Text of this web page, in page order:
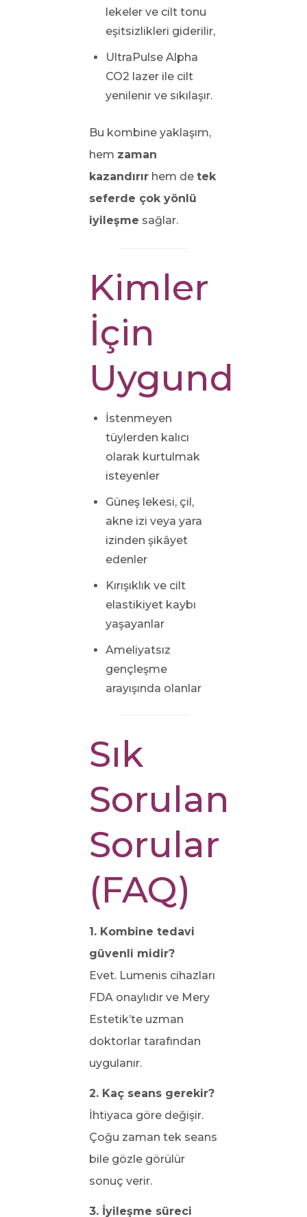
lekeler ve cilt tonu
eşitsizlikleri giderilir,
UltraPulse Alpha
CO2 lazer ile cilt
yenilenir ve sıkılaşır.
Bu kombine yaklaşım,
hem zaman
kazandırırhem de tek
seferde çok yönlü
iyileşme sağlar.
Kimler
İçin
Uygundur?
İstenmeyen
tüylerden kalıcı
olarak kurtulmak
isteyenler
Güneş lekesi, çil,
akne izi veya yara
izinden şikâyet
edenler
Kırışıklık ve cilt
elastikiyet kaybı
yaşayanlar
Ameliyatsız
gençleşme
arayışında olanlar
Sık
Sorulan
Sorular
(FAQ)
1. Kombine tedavi
güvenli midir?
Evet. Lumenis cihazları
FDA onaylıdır ve Mery
Estetik’te uzman
doktorlar tarafından
uygulanır.
2. Kaç seans gerekir?
İhtiyaca göre değişir.
Çoğu zaman tek seans
bile gözle görülür
sonuç verir.
3. İyileşme süreci